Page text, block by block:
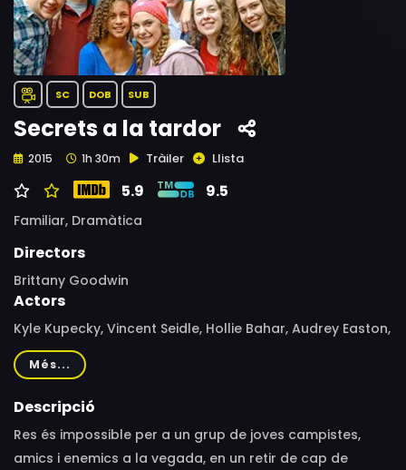
SC DOB SUB
Secrets a la tardor
2015 1h 30m Tràiler Llista
5.9 9.5
Familiar, Dramàtica
Directors
Brittany Goodwin
Actors
Kyle Kupecky, Vincent Seidle, Hollie Bahar, Audrey Easton,
Aaron Michael Johnson, Katie McCaffrey
Més...
Descripció
Res és impossible per a un grup de joves campistes,
amics i enemics a la vegada, en un retir de cap de